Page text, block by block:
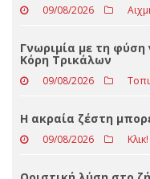
09/08/2026
Μεταγραφικός
καλοκαίρι
09/08/2026
Γνωριμία με τη φύση
Κόρη Τρικάλων